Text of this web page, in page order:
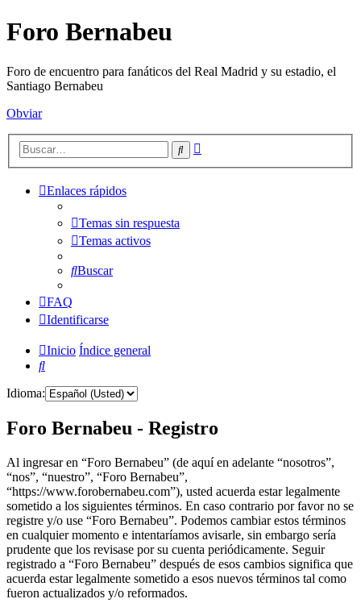
Foro Bernabeu
Foro de encuentro para fanáticos del Real Madrid y su estadio, el
Santiago Bernabeu
Obviar
Buscar
Enlaces rápidos
Temas sin respuesta
Temas activos
Buscar
FAQ
Identificarse
Inicio Índice general
Buscar
Idioma:
Foro Bernabeu - Registro
Al ingresar en “Foro Bernabeu” (de aquí en adelante “nosotros”,
“nos”, “nuestro”, “Foro Bernabeu”,
“https://www.forobernabeu.com”), usted acuerda estar legalmente
sometido a los siguientes términos. En caso contrario por favor no se
registre y/o use “Foro Bernabeu”. Podemos cambiar estos términos
en cualquier momento e intentaríamos avisarle, sin embargo sería
prudente que los revisase por su cuenta periódicamente. Seguir
registrado a “Foro Bernabeu” después de esos cambios significa que
acuerda estar legalmente sometido a esos nuevos términos tal como
fueron actualizados y/o reformados.